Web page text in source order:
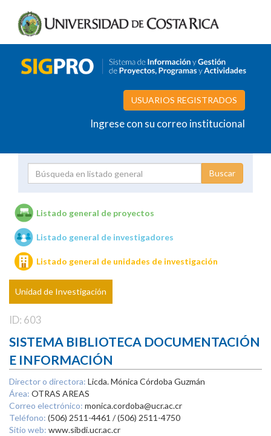
USUARIOS REGISTRADOS
Ingrese con su correo institucional
Unidades de investigación
Listado general de proyectos
Listado general de investigadores
Listado general de unidades de investigación
Unidad de Investigación
ID: 603
SISTEMA BIBLIOTECA DOCUMENTACIÓN
E INFORMACIÓN
Director o directora: Licda. Mónica Córdoba Guzmán
Área: OTRAS AREAS
Correo electrónico: monica.cordoba@ucr.ac.cr
Teléfono: (506) 2511-4461 / (506) 2511-4750
Sitio web: www.sibdi.ucr.ac.cr